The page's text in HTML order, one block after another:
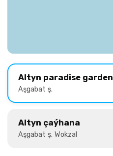
Altyn paradise garden
Aşgabat ş.
Altyn çaýhana
Aşgabat ş. Wokzal